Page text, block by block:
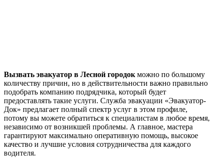
Вызвать эвакуатор в Лесной городокможно по большому
количеству причин, но в действительности важно правильно
подобрать компанию подрядчика, который будет
предоставлять такие услуги. Служба эвакуации «Эвакуатор-
Док» предлагает полный спектр услуг в этом профиле,
потому вы можете обратиться к специалистам в любое время,
независимо от возникшей проблемы. А главное, мастера
гарантируют максимально оперативную помощь, высокое
качество и лучшие условия сотрудничества для каждого
водителя.